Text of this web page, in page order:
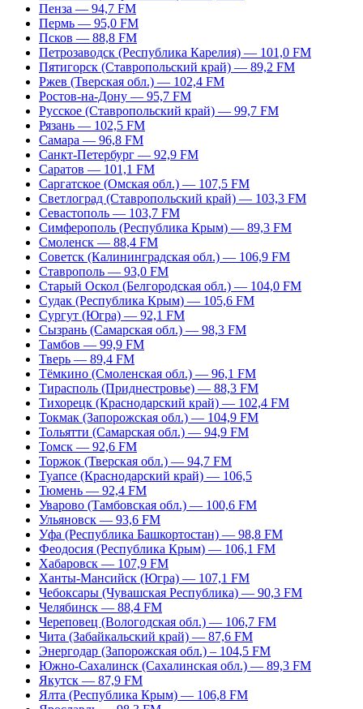
Пенза — 94,7 FM
Пермь — 95,0 FM
Псков — 88,8 FM
Петрозаводск (Республика Карелия) — 101,0 FM
Пятигорск (Ставропольский край) — 89,2 FM
Ржев (Тверская обл.) — 102,4 FM
Ростов-на-Дону — 95,7 FM
Русское (Ставропольский край) — 99,7 FM
Рязань — 102,5 FM
Самара — 96,8 FM
Санкт-Петербург — 92,9 FM
Саратов — 101,1 FM
Саргатское (Омская обл.) — 107,5 FM
Светлоград (Ставропольский край) — 103,3 FM
Севастополь — 103,7 FM
Симферополь (Республика Крым) — 89,3 FM
Смоленск — 88,4 FM
Советск (Калининградская обл.) — 106,9 FM
Ставрополь — 93,0 FM
Старый Оскол (Белгородская обл.) — 104,0 FM
Судак (Республика Крым) — 105,6 FM
Сургут (Югра) — 92,1 FM
Сызрань (Самарская обл.) — 98,3 FM
Тамбов — 99,9 FM
Тверь — 89,4 FM
Тёмкино (Смоленская обл.) — 96,1 FM
Тирасполь (Приднестровье) — 88,3 FM
Тихорецк (Краснодарский край) — 102,4 FM
Токмак (Запорожская обл.) — 104,9 FM
Тольятти (Самарская обл.) — 94,9 FM
Томск — 92,6 FM
Торжок (Тверская обл.) — 94,7 FM
Туапсе (Краснодарский край) — 106,5
Тюмень — 92,4 FM
Уварово (Тамбовская обл.) — 100,6 FM
Ульяновск — 93,6 FM
Уфа (Республика Башкортостан) — 98,8 FM
Феодосия (Республика Крым) — 106,1 FM
Хабаровск — 107,9 FM
Ханты-Мансийск (Югра) — 107,1 FM
Чебоксары (Чувашская Республика) — 90,3 FM
Челябинск — 88,4 FM
Череповец (Вологодская обл.) — 106,7 FM
Чита (Забайкальский край) — 87,6 FM
Энергодар (Запорожская обл.) – 104,5 FM
Южно-Сахалинск (Сахалинская обл.) — 89,3 FM
Якутск — 87,9 FM
Ялта (Республика Крым) — 106,8 FM